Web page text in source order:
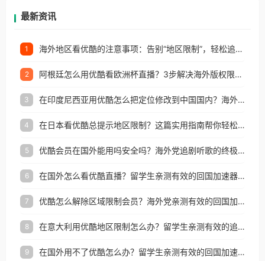
最新资讯
1 海外地区看优酷的注意事项：告别“地区限制”，轻松追国内热剧的实用指南
2 阿根廷怎么用优酷看欧洲杯直播？3步解决海外版权限制，附实用工具推荐
3 在印度尼西亚用优酷怎么把定位修改到中国国内？海外党亲测有效的内容解锁指南
4 在日本看优酷总提示地区限制？这篇实用指南帮你轻松解决（附多场景解决方案）
5 优酷会员在国外能用吗安全吗？海外党追剧听歌的终极解决方案
6 在国外怎么看优酷直播？留学生亲测有效的回国加速器使用指南
7 优酷怎么解除区域限制会员？海外党亲测有效的回国加速器选择指南
8 在意大利用优酷地区限制怎么办？留学生亲测有效的追剧解决方案
9 在国外用不了优酷怎么办？留学生亲测有效的回国加速指南